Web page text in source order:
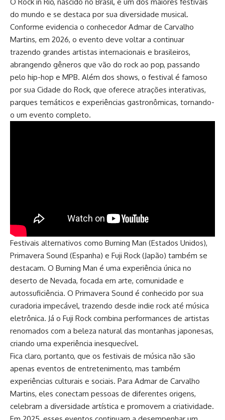
O Rock in Rio, nascido no Brasil, é um dos maiores festivais
do mundo e se destaca por sua diversidade musical.
Conforme evidencia o conhecedor Admar de Carvalho
Martins, em 2026, o evento deve voltar a continuar
trazendo grandes artistas internacionais e brasileiros,
abrangendo gêneros que vão do rock ao pop, passando
pelo hip-hop e MPB. Além dos shows, o festival é famoso
por sua Cidade do Rock, que oferece atrações interativas,
parques temáticos e experiências gastronômicas, tornando-
o um evento completo.
Festivais alternativos como Burning Man (Estados Unidos),
Primavera Sound (Espanha) e Fuji Rock (Japão) também se
destacam. O Burning Man é uma experiência única no
deserto de Nevada, focada em arte, comunidade e
autossuficiência. O Primavera Sound é conhecido por sua
curadoria impecável, trazendo desde indie rock até música
eletrônica. Já o Fuji Rock combina performances de artistas
renomados com a beleza natural das montanhas japonesas,
criando uma experiência inesquecível.
Fica claro, portanto, que os festivais de música não são
apenas eventos de entretenimento, mas também
experiências culturais e sociais. Para Admar de Carvalho
Martins, eles conectam pessoas de diferentes origens,
celebram a diversidade artística e promovem a criatividade.